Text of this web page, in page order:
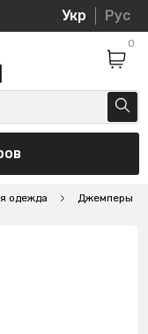
Укр Рус
0
одежда Джемперы